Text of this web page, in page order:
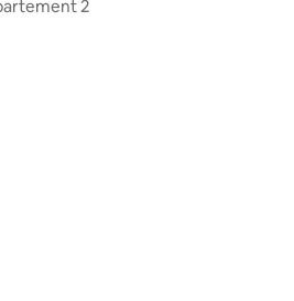
2